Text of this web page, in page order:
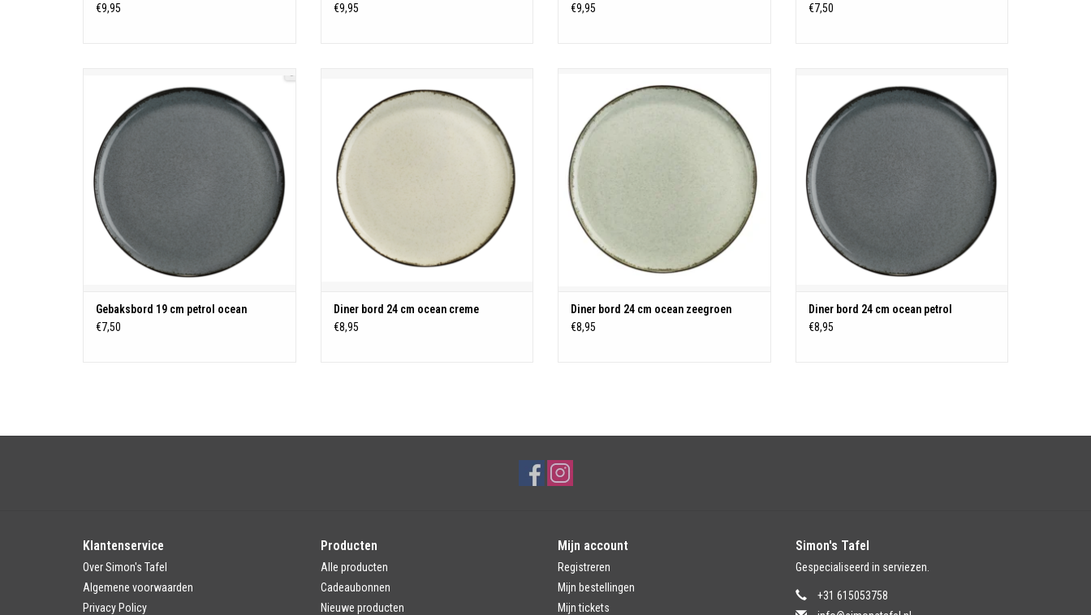
€9,95
€9,95
€9,95
€7,50
Porselein
Vaatwasmachine - magnetron - oven bestendig
Gebaksbord 19 cm petrol ocean
€7,50
Porselein
Vaatwasmachine - magnetron - oven bestendig
TOEVOEGEN AAN WINKELWAGEN
Diner bord 24 cm ocean creme
€8,95
Porselein
Vaatwasmachine - magnetron - oven bestendig
Diner bord 24 cm ocean zeegroen
€8,95
Porselein
Vaatwasmachine - magnetron - oven bestendig
Diner bord 24 cm ocean petrol
€8,95
Klantenservice
Over Simon's Tafel
Algemene voorwaarden
Privacy Policy
Producten
Alle producten
Cadeaubonnen
Nieuwe producten
Mijn account
Registreren
Mijn bestellingen
Mijn tickets
Simon's Tafel
Gespecialiseerd in serviezen.
+31 615053758